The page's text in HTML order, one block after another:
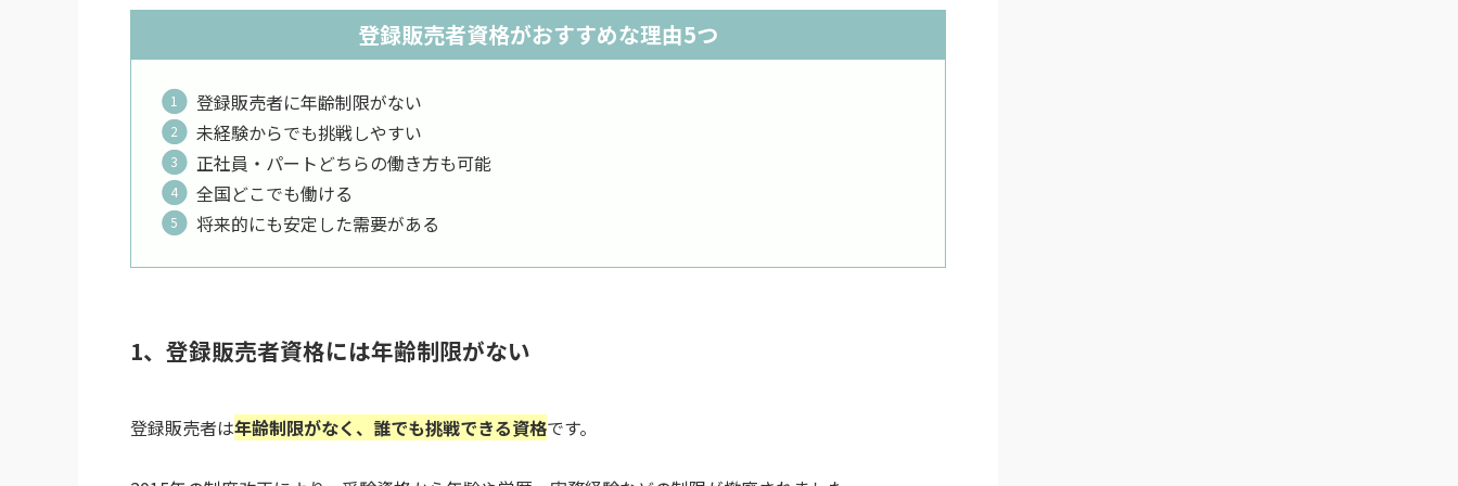
登録販売者資格がおすすめな理由5つ
登録販売者に年齢制限がない
未経験からでも挑戦しやすい
正社員・パートどちらの働き方も可能
全国どこでも働ける
将来的にも安定した需要がある
1、登録販売者資格には年齢制限がない
登録販売者は年齢制限がなく、誰でも挑戦できる資格です。